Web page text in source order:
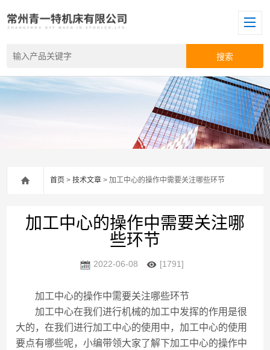
首页 >技术文章 > 加工中心的操作中需要关注哪些环节
加工中心的操作中需要关注哪
些环节
2022-06-08 [1791]
加工中心的操作中需要关注哪些环节
加工中心在我们进行机械的加工中发挥的作用是很
大的，在我们进行加工中心的使用中，加工中心的使用
要点有哪些呢，小编带领大家了解下加工中心的操作中